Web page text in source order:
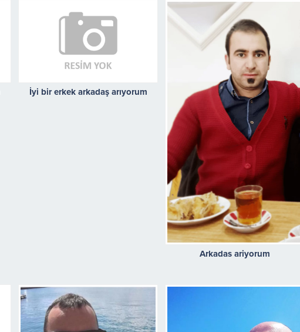
İyi bir erkek arkadaş arıyorum
Arkadas ariyorum